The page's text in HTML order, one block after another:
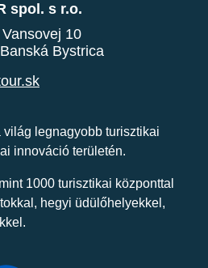
spol. s r.o.
10
Bystrica
legnagyobb turisztikai
innováció területén.
1000 turisztikai központtal
hegyi üdülőhelyekkel,